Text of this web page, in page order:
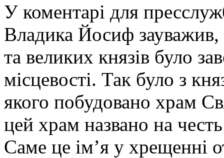
У коментарі для
Владика Йосиф
та великих князів було
місцевості. Так було з
якого побудовано храм
цей храм названо на
Саме це ім’я у хрещенні